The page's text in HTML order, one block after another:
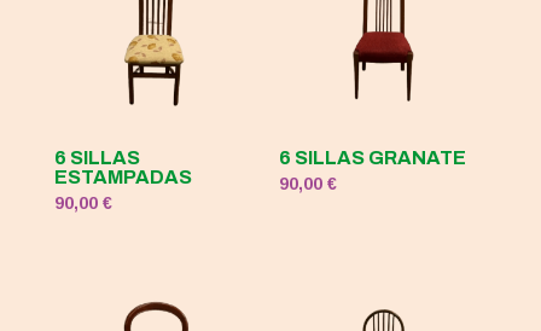
6 SILLAS
ESTAMPADAS
90,00 €
6 SILLAS GRANATE
90,00€